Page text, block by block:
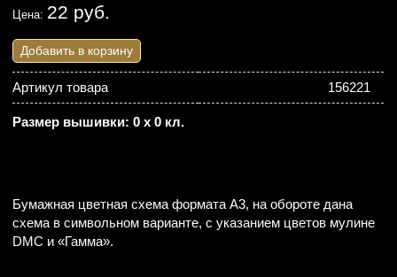
Цена: 22 руб.
Добавить в корзину
Артикул товара 156221
Размер вышивки: 0 х 0 кл.
Бумажная цветная схема формата А3, на обороте дана
схема в символьном варианте, с указанием цветов мулине
DMC и «Гамма».